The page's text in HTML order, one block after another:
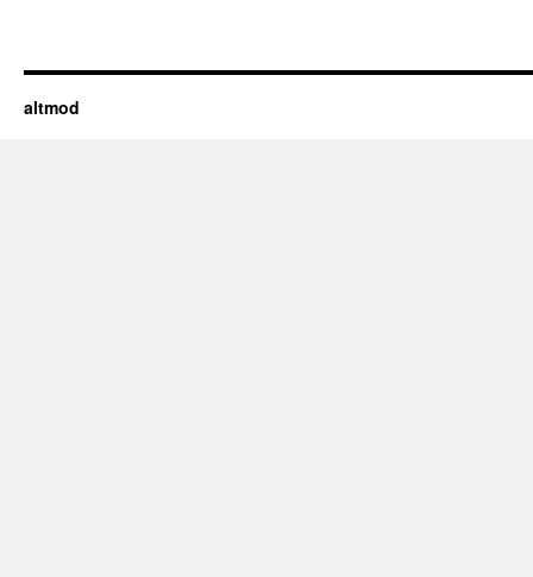
altmod